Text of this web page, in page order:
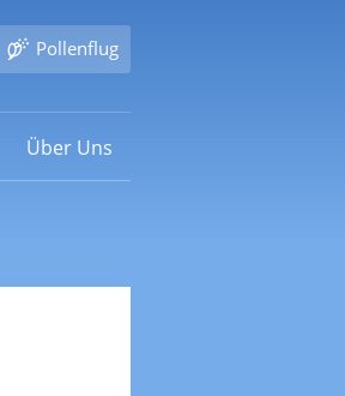
Pollenflug
Über Uns